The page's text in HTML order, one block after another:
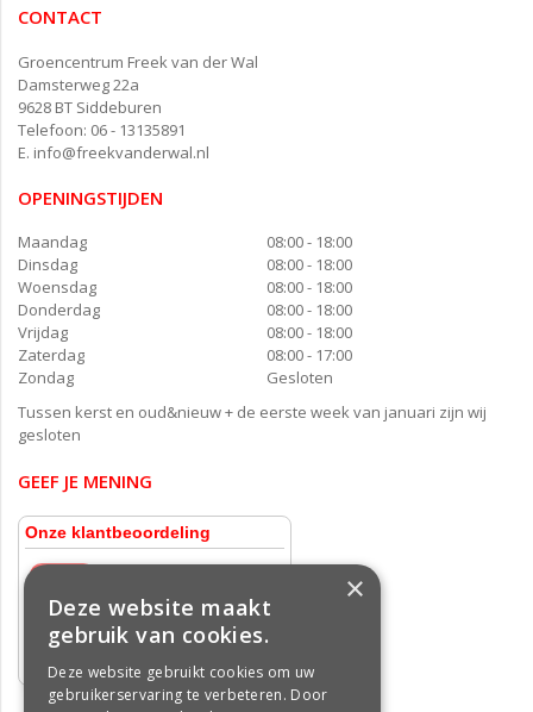
CONTACT
Groencentrum Freek van der Wal
Damsterweg 22a
9628 BT Siddeburen
Telefoon: 06 - 13135891
E. info@freekvanderwal.nl
OPENINGSTIJDEN
Maandag
08:00 - 18:00
Dinsdag
08:00 - 18:00
Woensdag
08:00 - 18:00
Donderdag
08:00 - 18:00
Vrijdag
08:00 - 18:00
Zaterdag
08:00 - 17:00
Zondag
Gesloten
Tussen kerst en oud&nieuw + de eerste week van januari zijn wij
gesloten
GEEF JE MENING
×
Deze website maakt
gebruik van cookies.
Deze website gebruikt cookies om uw
gebruikerservaring te verbeteren. Door